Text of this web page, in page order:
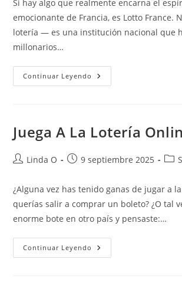
entrada:
entrada:
Si hay algo que realmente encarna el
emocionante de Francia, es Lotto France.
lotería — es una institución nacional que
millonarios…
Continuar Leyendo Lotto
France:
Juega
Con
Juega A La Lotería
Autor
la
entrada:
Linda O
Publicación
entrada:
9 septiembre 2025
¿Alguna vez has tenido ganas de jugar a
querías salir a comprar un boleto? ¿O tal
enorme bote en otro país y pensaste:…
Continuar Leyendo Juega
A